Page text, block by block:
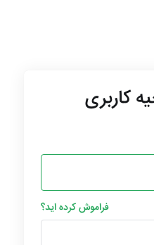
کاربری
فراموش کرده اید؟